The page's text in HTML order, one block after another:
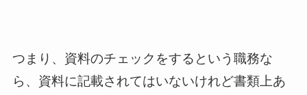
つまり、資料のチェックをするという職務な
ら、資料に記載されてはいないけれど書類上あ